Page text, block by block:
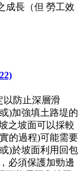
成長（但 勞工效
以防止深層滑
)加強填土路堤的
之坡面可以採較
的過程)可能需要
)於坡面利用回包
必須保護加勁邊